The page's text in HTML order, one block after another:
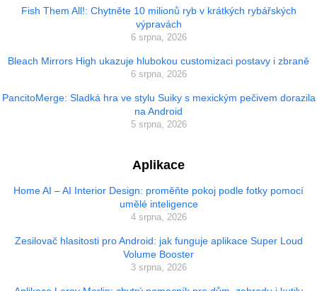
Fish Them All!: Chytněte 10 milionů ryb v krátkých rybářských
výpravách
6 srpna, 2026
Bleach Mirrors High ukazuje hlubokou customizaci postavy i zbraně
6 srpna, 2026
PancitoMerge: Sladká hra ve stylu Suiky s mexickým pečivem dorazila
na Android
5 srpna, 2026
Aplikace
Home AI – AI Interior Design: proměňte pokoj podle fotky pomocí
umělé inteligence
4 srpna, 2026
Zesilovač hlasitosti pro Android: jak funguje aplikace Super Loud
Volume Booster
3 srpna, 2026